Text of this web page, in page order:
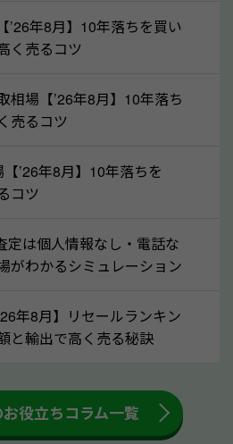
で買取できます。他社で買取
つく可能性があるので、諦め
ースは珍しくないため、まず
無料査定をお試しください。
。
で買取価格アップも！
は、車内のシートや座席の下
です。シミや汚れが付着して
清掃だけで取り除けることも
ックして、清掃をしておくの
要はありません。査定に影響
、そのままお持ちいただいて
’26年8月】10年落ちを買い
く売るコツ
相場【’26年8月】10年落ち
売るコツ
’26年8月】10年落ちを
コツ
定は個人情報なし・電話な
がわかるシミュレーション
年8月】リセールランキン
と輸出で高く売る秘訣
役立ちコラム一覧